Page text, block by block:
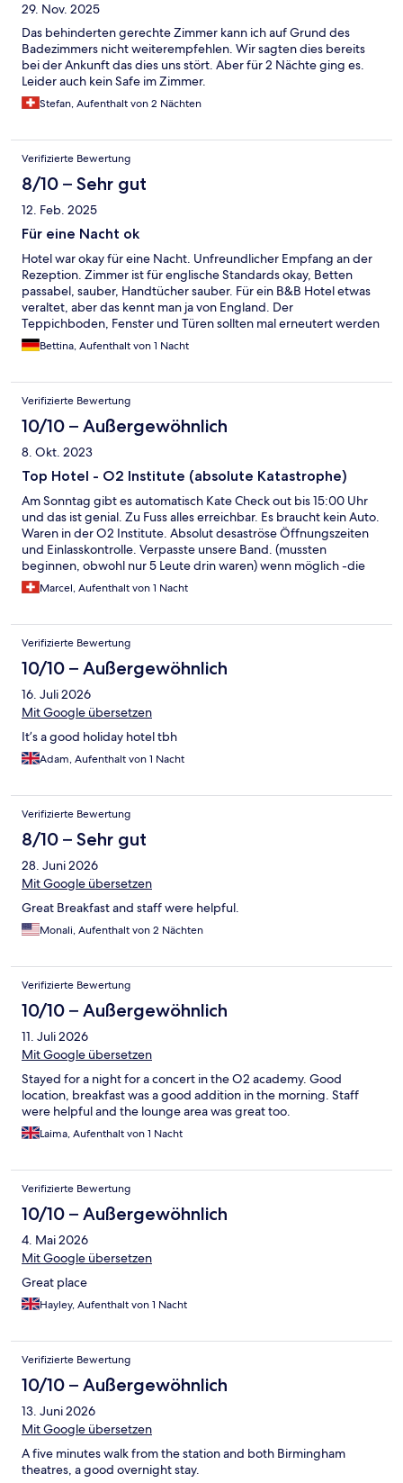
29. Nov. 2025
Das behinderten gerechte Zimmer kann ich auf Grund des
Badezimmers nicht weiterempfehlen. Wir sagten dies bereits
bei der Ankunft das dies uns stört. Aber für 2 Nächte ging es.
Leider auch kein Safe im Zimmer.
Stefan, Aufenthalt von 2 Nächten
Verifizierte Bewertung
8/10 – Sehr gut
12. Feb. 2025
Für eine Nacht ok
Hotel war okay für eine Nacht. Unfreundlicher Empfang an der
Rezeption. Zimmer ist für englische Standards okay, Betten
passabel, sauber, Handtücher sauber. Für ein B&B Hotel etwas
veraltet, aber das kennt man ja von England. Der
Teppichboden, Fenster und Türen sollten mal erneutert werden
Bettina, Aufenthalt von 1 Nacht
Verifizierte Bewertung
10/10 – Außergewöhnlich
8. Okt. 2023
Top Hotel - O2 Institute (absolute Katastrophe)
Am Sonntag gibt es automatisch Kate Check out bis 15:00 Uhr
und das ist genial. Zu Fuss alles erreichbar. Es braucht kein Auto.
Waren in der O2 Institute. Absolut desaströse Öffnungszeiten
und Einlasskontrolle. Verpasste unsere Band. (mussten
beginnen, obwohl nur 5 Leute drin waren) wenn möglich -die
einheimischen wissen warum -mindestens 1 Stunde anstehen
und top Reihe sein). Unbedingt Po refered APP (gratis) laden
Beginn drinnen.
Marcel, Aufenthalt von 1 Nacht
Verifizierte Bewertung
10/10 – Außergewöhnlich
16. Juli 2026
Mit Google übersetzen
It’s a good holiday hotel tbh
Adam, Aufenthalt von 1 Nacht
Verifizierte Bewertung
8/10 – Sehr gut
28. Juni 2026
Mit Google übersetzen
Great Breakfast and staff were helpful.
Monali, Aufenthalt von 2 Nächten
Verifizierte Bewertung
10/10 – Außergewöhnlich
11. Juli 2026
Mit Google übersetzen
Stayed for a night for a concert in the O2 academy. Good
location, breakfast was a good addition in the morning. Staff
were helpful and the lounge area was great too.
Laima, Aufenthalt von 1 Nacht
Verifizierte Bewertung
10/10 – Außergewöhnlich
4. Mai 2026
Mit Google übersetzen
Great place
Hayley, Aufenthalt von 1 Nacht
Verifizierte Bewertung
10/10 – Außergewöhnlich
13. Juni 2026
Mit Google übersetzen
A five minutes walk from the station and both Birmingham
theatres, a good overnight stay.